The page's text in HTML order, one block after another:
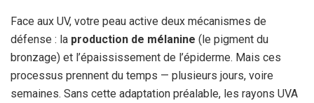
Face aux UV, votre peau active deux mécanismes de
défense : la production de mélanine (le pigment du
bronzage) et l’épaississement de l’épiderme. Mais ces
processus prennent du temps — plusieurs jours, voire
semaines. Sans cette adaptation préalable, les rayons UVA